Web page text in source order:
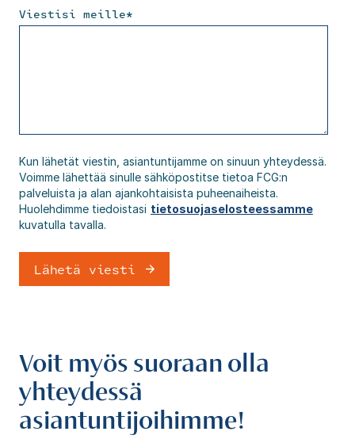
Viestisi meille*
Kun lähetät viestin, asiantuntijamme on sinuun yhteydessä.
Voimme lähettää sinulle sähköpostitse tietoa FCG:n
palveluista ja alan ajankohtaisista puheenaiheista.
Huolehdimme tiedoistasi tietosuojaselosteessamme
kuvatulla tavalla.
Voit myös suoraan olla
yhteydessä
asiantuntijoihimme!